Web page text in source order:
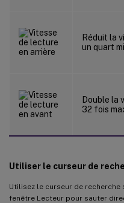
Réduit la
un quart
Double la
32 fois
Utiliser le curseur de
Utilisez le curseur de
fenêtre Lecteur pour sauter